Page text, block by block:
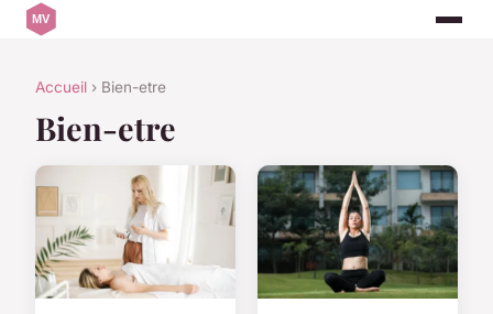
Accueil › Bien-etre
Bien-etre